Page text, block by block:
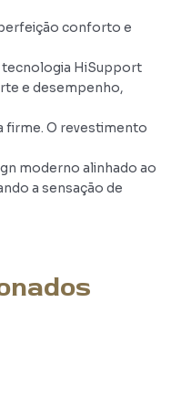
conforto e
tecnologia HiSupport
e desempenho,
firme. O revestimento
moderno alinhado ao
a sensação de